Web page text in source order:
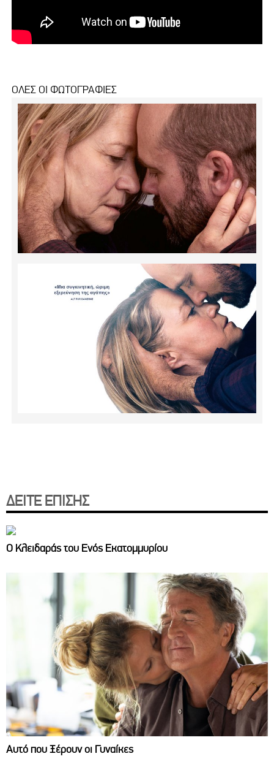
ΟΛΕΣ ΟΙ ΦΩΤΟΓΡΑΦΙΕΣ
ΔΕΙΤΕ ΕΠΙΣΗΣ
Ο Κλειδαράς του Ενός Εκατομμυρίου
Αυτό που Ξέρουν οι Γυναίκες